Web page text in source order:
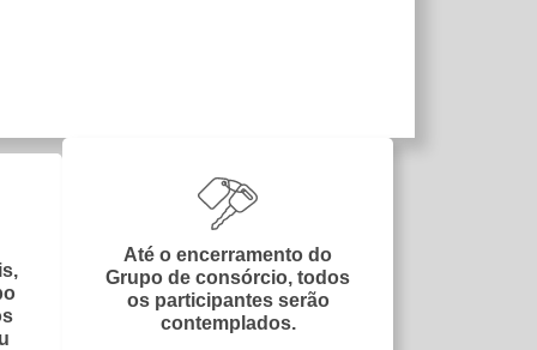
Até o encerramento do
Grupo de consórcio, todos
os participantes serão
contemplados.